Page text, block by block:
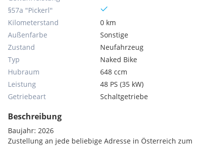
§57a "Pickerl"
Kilometerstand
0 km
Außenfarbe
Sonstige
Zustand
Neufahrzeug
Typ
Naked Bike
Hubraum
648 ccm
Leistung
48 PS (35 kW)
Getriebeart
Schaltgetriebe
Beschreibung
Baujahr: 2026
Zustellung an jede beliebige Adresse in Österreich zum